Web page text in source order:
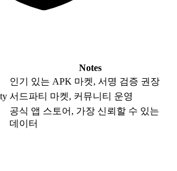
Notes
인기 있는 APK 마켓, 서명 검증 권장
서드파티 마켓, 커뮤니티 운영
공식 앱 스토어, 가장 신뢰할 수 있는
데이터